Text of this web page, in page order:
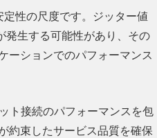
性の尺度です。ジッター値
発生する可能性があり、その
ーションでのパフォーマンス
ト接続のパフォーマンスを包
約束したサービス品質を確保